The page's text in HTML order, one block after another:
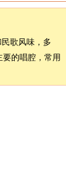
歌风味，多
的唱腔，常用